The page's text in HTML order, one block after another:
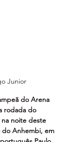
Junior
do Arena
rodada do
noite deste
do Anhembi, em